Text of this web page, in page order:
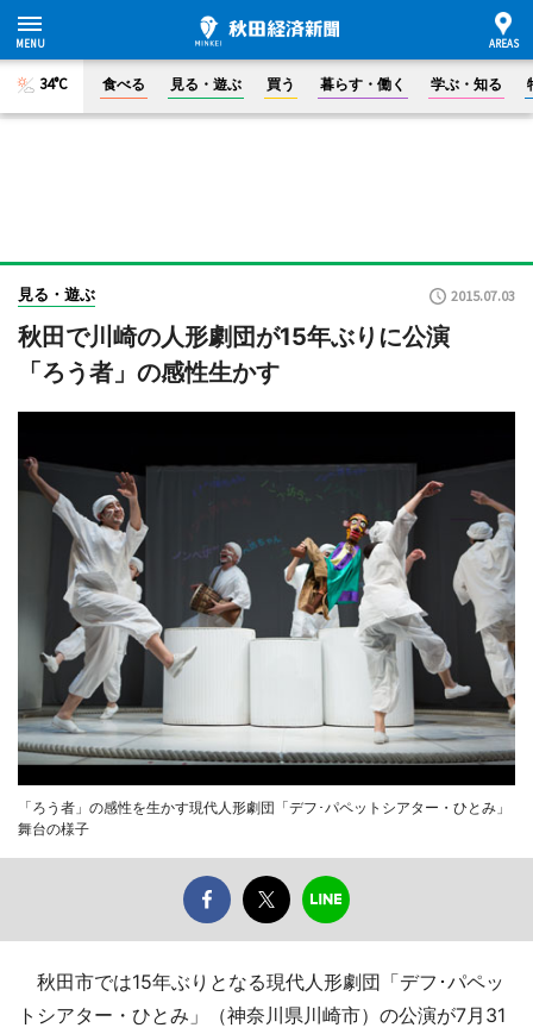
34°C 食べる 見る・遊ぶ 買う 暮らす・働く 学ぶ・知る
見る・遊ぶ 2015.07.03
秋田で川崎の人形劇団が15年ぶりに公演
「ろう者」の感性生かす
「ろう者」の感性を生かす現代人形劇団「デフ･パペットシアター・ひとみ」
舞台の様子
秋田市では15年ぶりとなる現代人形劇団「デフ･パペッ
トシアター・ひとみ」（神奈川県川崎市）の公演が7月31